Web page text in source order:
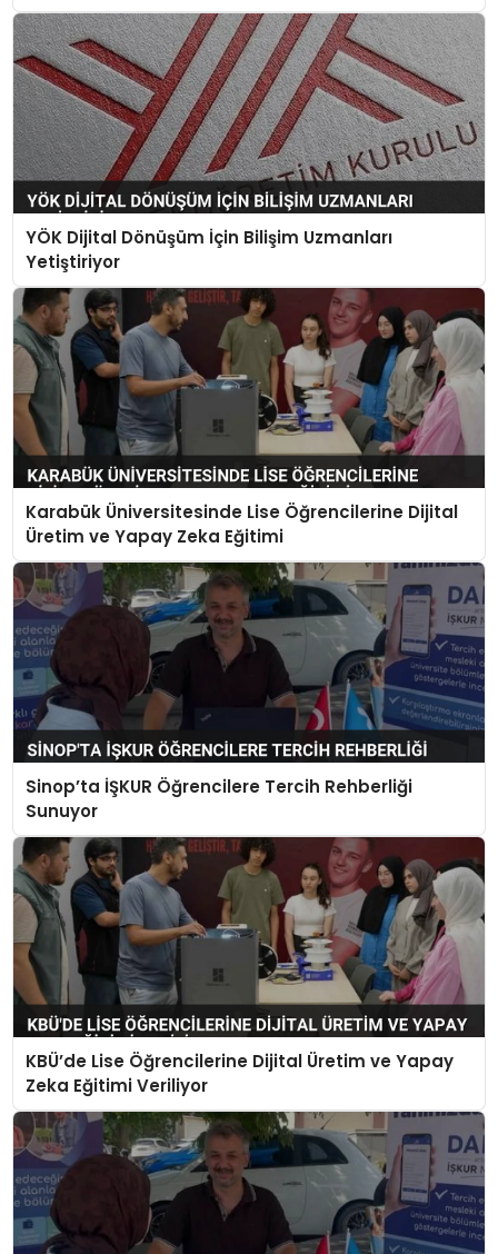
YÖK Dijital Dönüşüm İçin Bilişim Uzmanları
Yetiştiriyor
Karabük Üniversitesinde Lise Öğrencilerine Dijital
Üretim ve Yapay Zeka Eğitimi
Sinop’ta İŞKUR Öğrencilere Tercih Rehberliği
Sunuyor
KBÜ’de Lise Öğrencilerine Dijital Üretim ve Yapay
Zeka Eğitimi Veriliyor